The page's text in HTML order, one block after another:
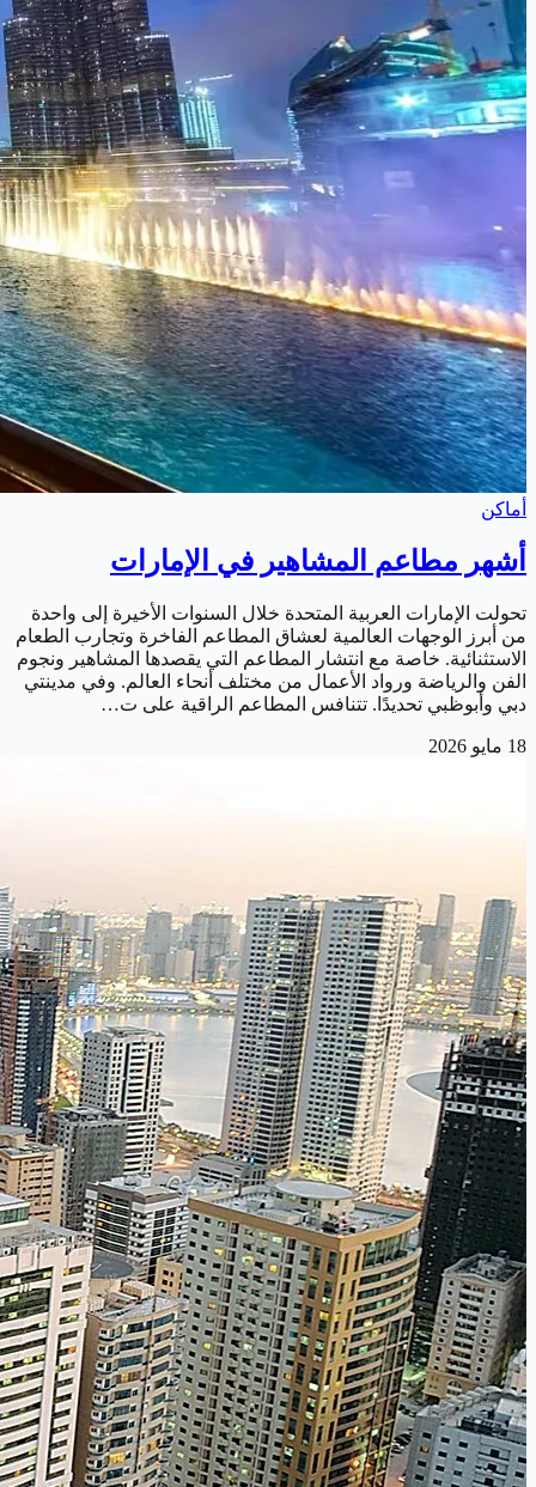
أماكن
أشهر مطاعم المشاهير في الإمارات
تحولت الإمارات العربية المتحدة خلال السنوات الأخيرة إلى واحدة
من أبرز الوجهات العالمية لعشاق المطاعم الفاخرة وتجارب الطعام
الاستثنائية. خاصة مع انتشار المطاعم التي يقصدها المشاهير ونجوم
الفن والرياضة ورواد الأعمال من مختلف أنحاء العالم. وفي مدينتي
دبي وأبوظبي تحديدًا. تتنافس المطاعم الراقية على ت…
18 مايو 2026